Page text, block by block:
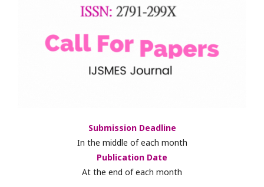
Submission Deadline
In the middle of each month
Publication Date
At the end of each month